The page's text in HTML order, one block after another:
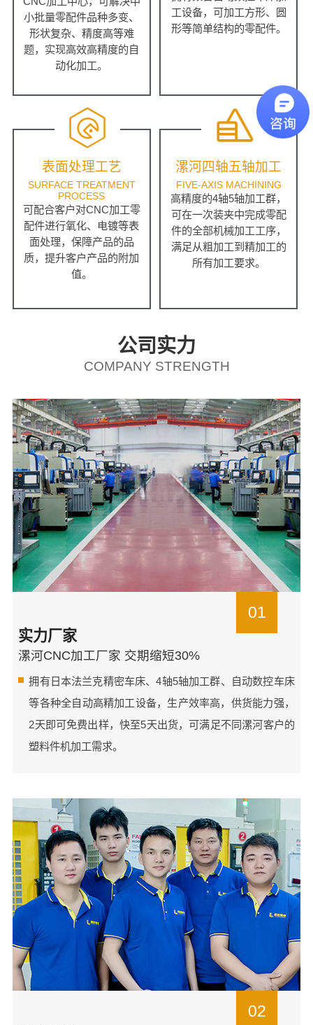
小批量零配件品种多变、
形状复杂、精度高等难
题，实现高效高精度的自
动化加工。
工设备，可加工方形、圆
形等简单结构的零配件。
表面处理工艺
SURFACE TREATMENT
PROCESS
可配合客户对CNC加工零
配件进行氧化、电镀等表
面处理，保障产品的品
质，提升客户产品的附加
值。
漯河四轴五轴加工
FIVE-AXIS MACHINING
高精度的4轴5轴加工群，
可在一次装夹中完成零配
件的全部机械加工工序，
满足从粗加工到精加工的
所有加工要求。
公司实力
COMPANY STRENGTH
01
实力厂家
漯河CNC加工厂家 交期缩短30%
拥有日本法兰克精密车床、4轴5轴加工群、自动数控车床
等各种全自动高精加工设备，生产效率高，供货能力强，
2天即可免费出样，快至5天出货，可满足不同漯河客户的
塑料件机加工需求。
02